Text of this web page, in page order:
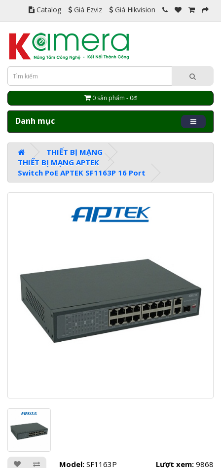
Catalog Giá Ezviz Giá Hikvision
0 sản phẩm - 0đ
Danh mục
THIẾT BỊ MẠNG
THIẾT BỊ MẠNG APTEK
Switch PoE APTEK SF1163P 16 Port
Model: SF1163P Lượt xem: 9868